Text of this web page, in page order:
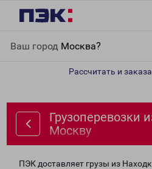
Ваш город Москва?
Рассчитать и
Грузоперевозки
Москву
ПЭК доставляет грузы из